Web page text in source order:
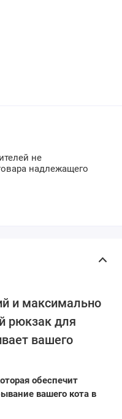
не
надлежащего
и максимально
рюкзак для
вашего
обеспечит
вашего кота в